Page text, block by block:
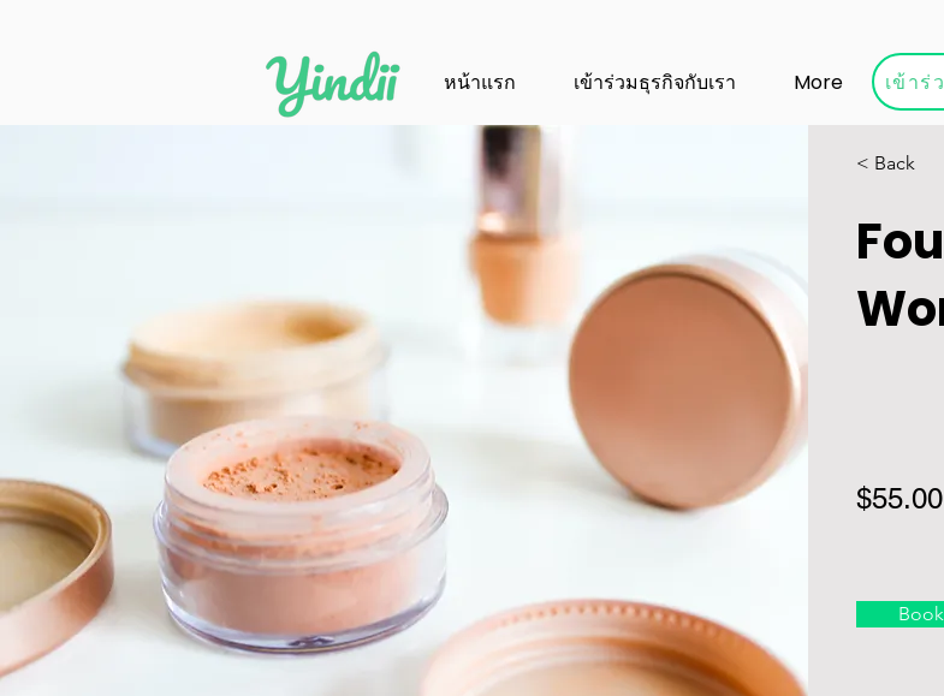
หน้าแรก เข้าร่วมธุรกิจกับเรา More เข้าร่
< Back
$55.00